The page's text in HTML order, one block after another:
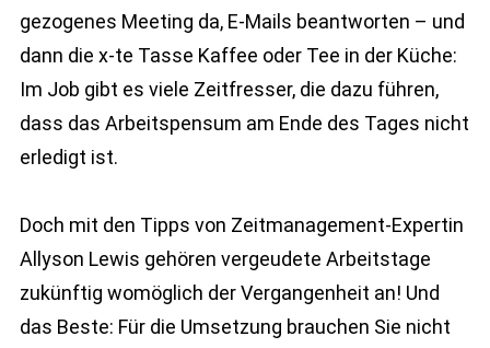
gezogenes Meeting da, E-Mails beantworten – und
dann die x-te Tasse Kaffee oder Tee in der Küche:
Im Job gibt es viele Zeitfresser, die dazu führen,
dass das Arbeitspensum am Ende des Tages nicht
erledigt ist.
Doch mit den Tipps von Zeitmanagement-Expertin
Allyson Lewis gehören vergeudete Arbeitstage
zukünftig womöglich der Vergangenheit an! Und
das Beste: Für die Umsetzung brauchen Sie nicht